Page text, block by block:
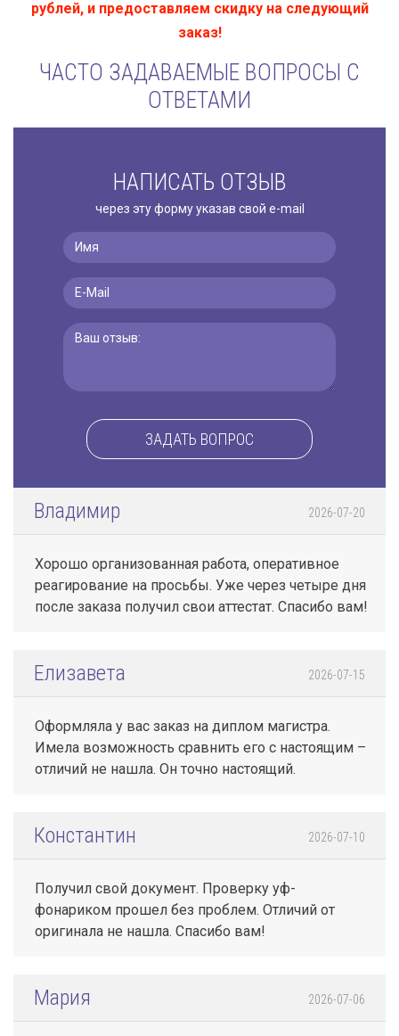
рублей, и предоставляем скидку на следующий
заказ!
ЧАСТО ЗАДАВАЕМЫЕ ВОПРОСЫ С
ОТВЕТАМИ
НАПИСАТЬ ОТЗЫВ
через эту форму указав свой e-mail
ЗАДАТЬ ВОПРОС
Владимир 2026-07-20
Хорошо организованная работа, оперативное
реагирование на просьбы. Уже через четыре дня
после заказа получил свои аттестат. Спасибо вам!
Елизавета 2026-07-15
Оформляла у вас заказ на диплом магистра.
Имела возможность сравнить его с настоящим –
отличий не нашла. Он точно настоящий.
Константин 2026-07-10
Получил свой документ. Проверку уф-
фонариком прошел без проблем. Отличий от
оригинала не нашла. Спасибо вам!
Мария 2026-07-06